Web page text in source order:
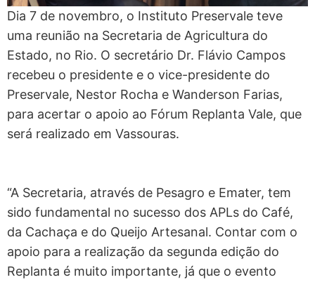
Dia 7 de novembro, o Instituto Preservale teve
uma reunião na Secretaria de Agricultura do
Estado, no Rio. O secretário Dr. Flávio Campos
recebeu o presidente e o vice-presidente do
Preservale, Nestor Rocha e Wanderson Farias,
para acertar o apoio ao Fórum Replanta Vale, que
será realizado em Vassouras.
“A Secretaria, através de Pesagro e Emater, tem
sido fundamental no sucesso dos APLs do Café,
da Cachaça e do Queijo Artesanal. Contar com o
apoio para a realização da segunda edição do
Replanta é muito importante, já que o evento